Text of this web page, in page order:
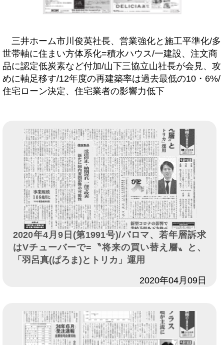
三井ホーム市川俊英社長、営業強化と施工平準化/多
世帯軸に住まい方体系化=積水ハウス/一建設、注文商
品に認定低炭素など付加/山下三協立山社長が会見、攻
めに軸足移す/12年度の再建築率は過去最低の10・6%/
住宅ローン決定、住宅業者の影響力低下
2020年4月9日(第1991号)/パロマ、若年層訴求
はVチューバーで=〝将来の買い替え層〟と、
「羽呂真(ぱろま)とトリカ」運用
2020年04月09日